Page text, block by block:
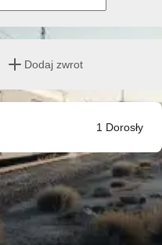
Dodaj zwrot
1 Dorosły